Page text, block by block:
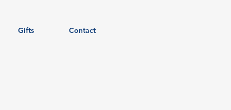
Gifts Contact